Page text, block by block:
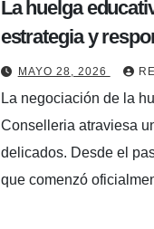
La huelga
estrategia y
MAYO 28, 2026
La negociación de la
Conselleria atraviesa
delicados. Desde el
que comenzó